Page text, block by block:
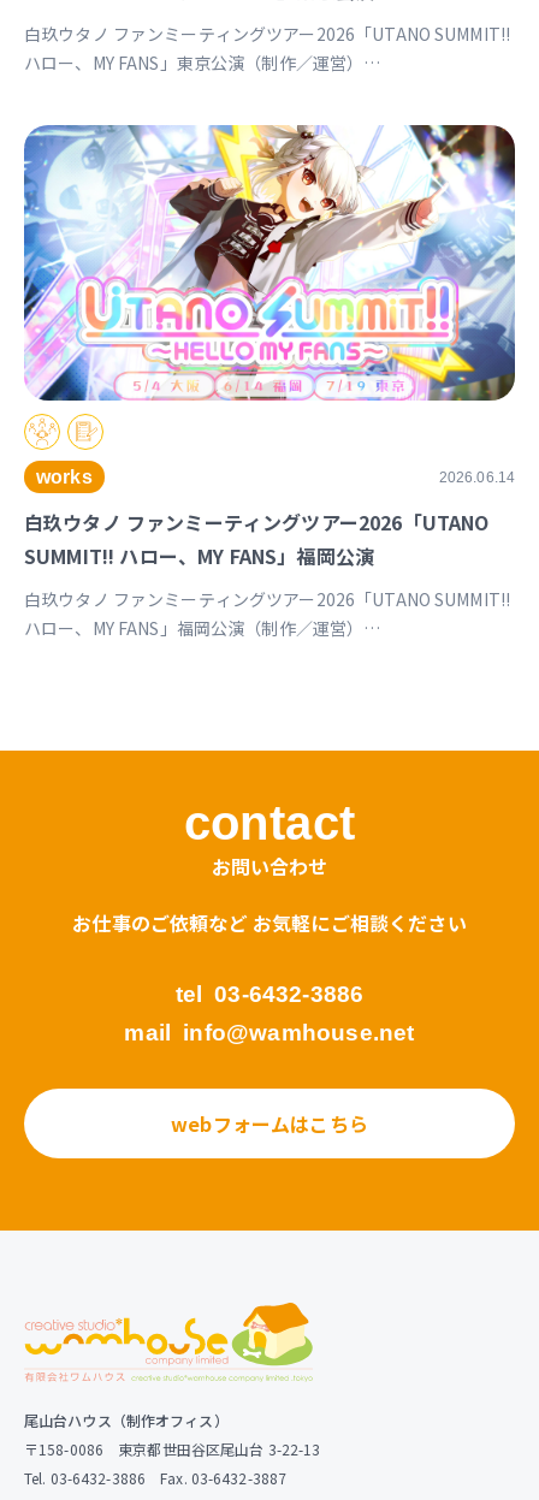
白玖ウタノ ファンミーティングツアー2026「UTANO SUMMIT!!
ハロー、MY FANS」東京公演（制作／運営）
works 2026.06.14
白玖ウタノ ファンミーティングツアー2026「UTANO
SUMMIT!! ハロー、MY FANS」福岡公演
白玖ウタノ ファンミーティングツアー2026「UTANO SUMMIT!!
ハロー、MY FANS」福岡公演（制作／運営）
contact
お問い合わせ
お仕事のご依頼など お気軽にご相談ください
tel
03-6432-3886
mail
info@wamhouse.net
webフォームはこちら
尾山台ハウス（制作オフィス）
〒158-0086 東京都世田谷区尾山台 3-22-13
Tel. 03-6432-3886 Fax. 03-6432-3887